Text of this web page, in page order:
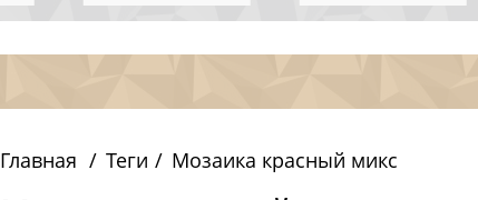
Главная Теги Мозаика красный микс